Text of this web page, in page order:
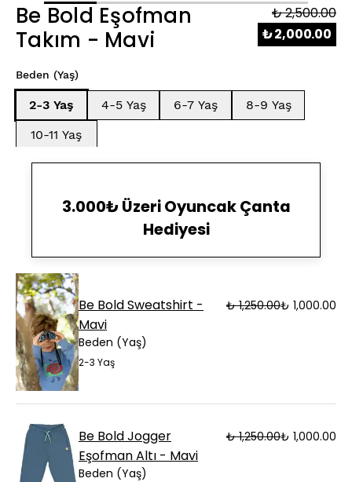
Be Bold Eşofman
Takım - Mavi
₺ 2,500.00
₺ 2,000.00
Beden (Yaş)
2-3 Yaş 4-5 Yaş 6-7 Yaş
8-9 Yaş
10-11 Yaş
3.000₺ Üzeri Oyuncak Çanta
Hediyesi
Be Bold Sweatshirt -
Mavi
₺ 1,250.00₺ 1,000.00
Beden (Yaş)
2-3 Yaş
Be Bold Jogger
Eşofman Altı - Mavi
₺ 1,250.00₺ 1,000.00
Beden (Yaş)